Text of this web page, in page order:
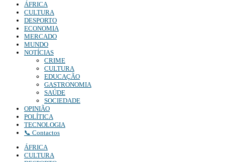
ÁFRICA
CULTURA
DESPORTO
ECONOMIA
MERCADO
MUNDO
NOTÍCIAS
CRIME
CULTURA
EDUCAÇÃO
GASTRONOMIA
SAÚDE
SOCIEDADE
OPINIÃO
POLÍTICA
TECNOLOGIA
📞 Contactos
ÁFRICA
CULTURA